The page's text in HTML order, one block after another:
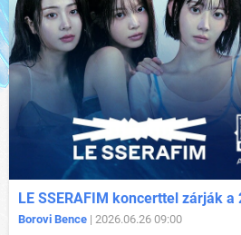
LE SSERAFIM koncerttel zárják a
Borovi Bence | 2026.06.26 09:00